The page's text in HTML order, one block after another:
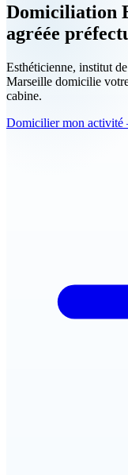
Domiciliation
agréée
Esthéticienne, institut
Marseille domicilie
cabine.
Domicilier mon